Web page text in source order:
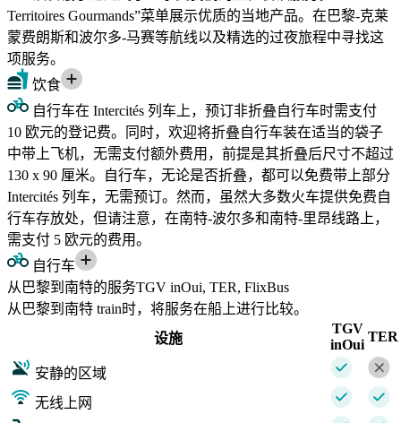
Territoires Gourmands”菜单展示优质的当地产品。在巴黎-克莱
蒙费朗斯和波尔多-马赛等航线以及精选的过夜旅程中寻找这
项服务。
饮食
自行车在 Intercités 列车上，预订非折叠自行车时需支付
10 欧元的登记费。同时，欢迎将折叠自行车装在适当的袋子
中带上飞机，无需支付额外费用，前提是其折叠后尺寸不超过
130 x 90 厘米。自行车，无论是否折叠，都可以免费带上部分
Intercités 列车，无需预订。然而，虽然大多数火车提供免费自
行车存放处，但请注意，在南特-波尔多和南特-里昂线路上，
需支付 5 欧元的费用。
自行车
从巴黎到南特的服务TGV inOui, TER, FlixBus
从巴黎到南特 train时，将服务在船上进行比较。
设施
TGV
inOui
TER
安静的区域
无线上网